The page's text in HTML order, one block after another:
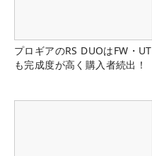
プロギアのRS DUOはFW・UT
も完成度が高く購入者続出！